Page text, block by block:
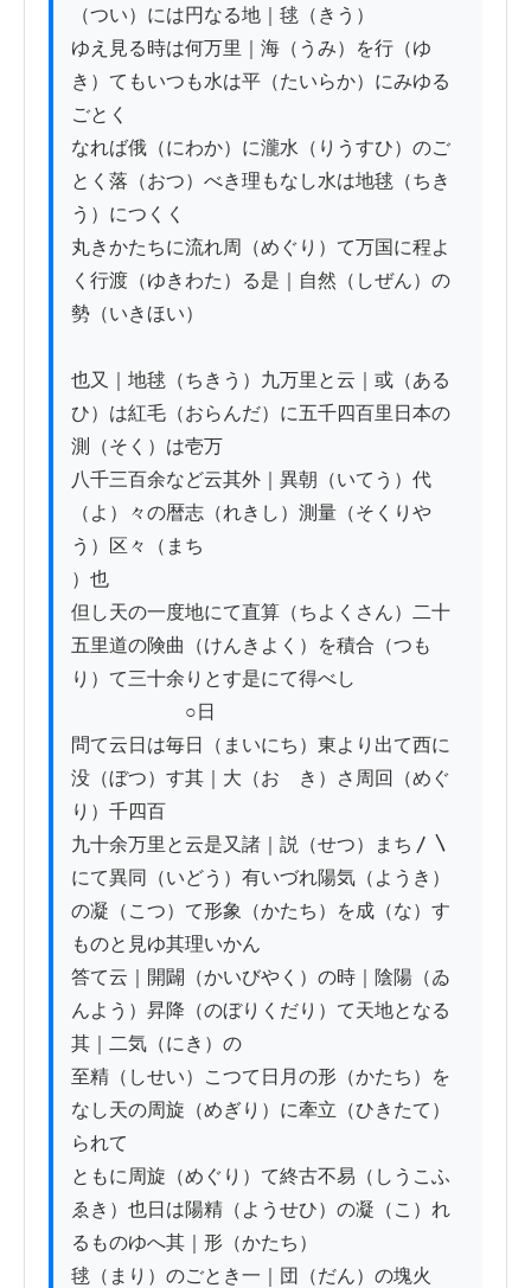
（つい）には円なる地｜毬（きう）
ゆえ見る時は何万里｜海（うみ）を行（ゆ
き）てもいつも水は平（たいらか）にみゆる
ごとく
なれば俄（にわか）に瀧水（りうすひ）のご
とく落（おつ）べき理もなし水は地毬（ちき
う）につくく
丸きかたちに流れ周（めぐり）て万国に程よ
く行渡（ゆきわた）る是｜自然（しぜん）の
勢（いきほい）
也又｜地毬（ちきう）九万里と云｜或（ある
ひ）は紅毛（おらんだ）に五千四百里日本の
測（そく）は壱万
八千三百余など云其外｜異朝（いてう）代
（よ）々の暦志（れきし）測量（そくりや
う）区々（まち
）也
但し天の一度地にて直算（ちよくさん）二十
五里道の険曲（けんきよく）を積合（つも
り）て三十余りとす是にて得べし
○日
問て云日は毎日（まいにち）東より出て西に
没（ぼつ）す其｜大（おゝき）さ周回（めぐ
り）千四百
九十余万里と云是又諸｜説（せつ）まち〳〵
にて異同（いどう）有いづれ陽気（ようき）
の凝（こつ）て形象（かたち）を成（な）す
ものと見ゆ其理いかん
答て云｜開闢（かいびやく）の時｜陰陽（ゐ
んよう）昇降（のぼりくだり）て天地となる
其｜二気（にき）の
至精（しせい）こつて日月の形（かたち）を
なし天の周旋（めぎり）に牽立（ひきたて）
られて
ともに周旋（めぐり）て終古不易（しうこふ
ゑき）也日は陽精（ようせひ）の凝（こ）れ
るものゆへ其｜形（かたち）
毬（まり）のごとき一｜団（だん）の塊火